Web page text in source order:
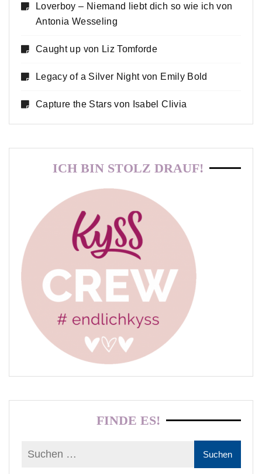
Loverboy – Niemand liebt dich so wie ich von
Antonia Wesseling
Caught up von Liz Tomforde
Legacy of a Silver Night von Emily Bold
Capture the Stars von Isabel Clivia
ICH BIN STOLZ DRAUF!
FINDE ES!